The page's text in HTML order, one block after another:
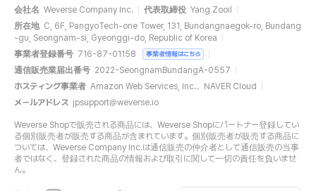
会社名 Weverse Company Inc. 代表取締役 Yang Zooil
所在地 C, 6F, PangyoTech-one Tower, 131, Bundangnaegok-ro, Bundang
-gu, Seongnam-si, Gyeonggi-do, Republic of Korea
事業者登録番号 716-87-01158 事業者情報はこちら
通信販売業届出番号 2022-SeongnamBundangA-0557
ホスティング事業者 Amazon Web Services, Inc.、NAVER Cloud
メールアドレス jpsupport@weverse.io
Weverse Shopで販売される商品には、Weverse Shopにパートナー登録してい
る個別販売者が販売する商品が含まれています。個別販売者が販売する商品に
ついては、Weverse Company Inc.は通信販売の仲介者として通信販売の当事
者ではなく、登録された商品の情報および取引に関して一切の責任を負いませ
ん。